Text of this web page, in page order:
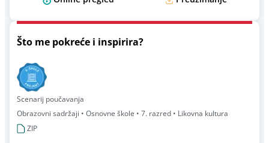
Što me pokreće i inspirira?
Scenarij poučavanja
Obrazovni sadržaji • Osnovne škole • 7. razred • Likovna kultura
ZIP